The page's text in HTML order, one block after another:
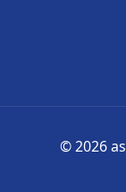
© 2026